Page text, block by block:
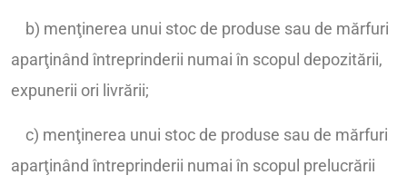
b) menţinerea unui stoc de produse sau de mărfuri
aparţinând întreprinderii numai în scopul depozitării,
expunerii ori livrării;
c) menţinerea unui stoc de produse sau de mărfuri
aparţinând întreprinderii numai în scopul prelucrării